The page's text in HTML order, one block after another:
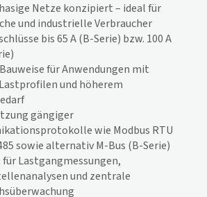
Netze konzipiert – ideal für
und industrielle Verbraucher
bis 65 A (B-Serie) bzw. 100 A
für Anwendungen mit
und höherem
gängiger
wie Modbus RTU
sowie alternativ M-Bus (B-Serie)
Lastgangmessungen,
und zentrale